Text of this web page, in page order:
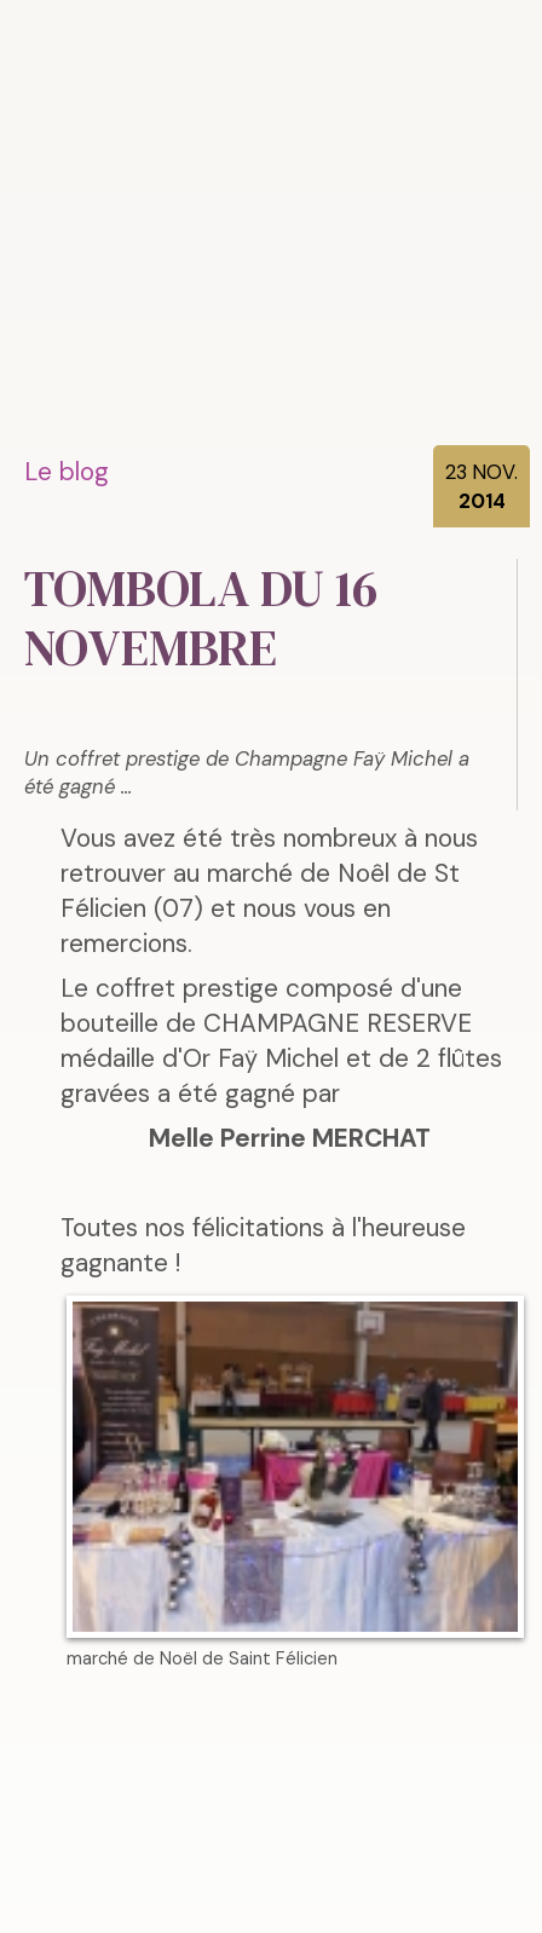
Le blog 23 NOV.
2014
TOMBOLA DU 16
NOVEMBRE
Un coffret prestige de Champagne Faÿ Michel a
été gagné ...
Vous avez été très nombreux à nous
retrouver au marché de Noêl de St
Félicien (07) et nous vous en
remercions.
Le coffret prestige composé d'une
bouteille de CHAMPAGNE RESERVE
médaille d'Or Faÿ Michel et de 2 flûtes
gravées a été gagné par
Melle Perrine MERCHAT
Toutes nos félicitations à l'heureuse
gagnante !
marché de Noël de Saint Félicien